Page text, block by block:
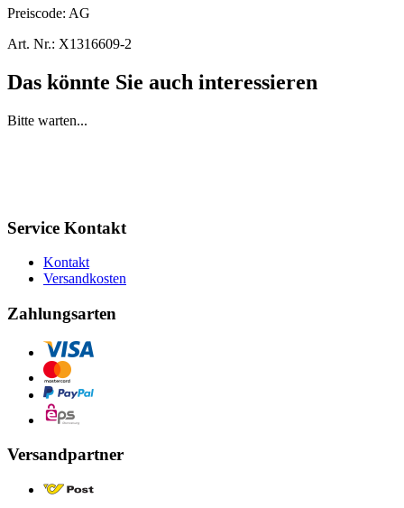
Preiscode: AG
Art. Nr.: X1316609-2
Das könnte Sie auch interessieren
Bitte warten...
Service Kontakt
Kontakt
Versandkosten
Zahlungsarten
Versandpartner